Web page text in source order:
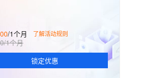
00/1个月 了解活动规则
/1个月
锁定优惠
伶鹊
大模型服务平台百炼 - 全妙
AI 应用及服务市场
AI 应用